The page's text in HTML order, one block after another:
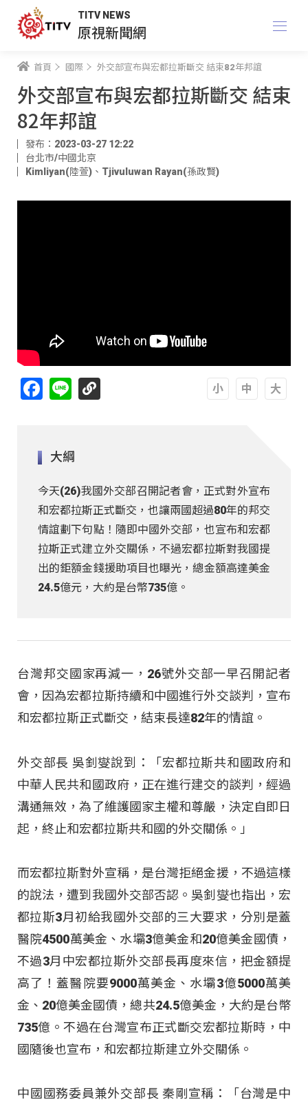
TITV NEWS
原視新聞網
首頁 國際 外交部宣布與宏都拉斯斷交 結束82年邦誼
外交部宣布與宏都拉斯斷交 結束
82年邦誼
發布：2023-03-27 12:22
台北市/中國北京
Kimliyan(陸萱) 、 Tjivuluwan Rayan(孫政賢)
Facebook
Line
大綱
今天(26)我國外交部召開記者會，正式對外宣布
和宏都拉斯正式斷交，也讓兩國超過80年的邦交
情誼劃下句點！隨即中國外交部，也宣布和宏都
拉斯正式建立外交關係，不過宏都拉斯對我國提
出的鉅額金錢援助項目也曝光，總金額高達美金
24.5億元，大約是台幣735億。
台灣邦交國家再減一，26號外交部一早召開記者
會，因為宏都拉斯持續和中國進行外交談判，宣布
和宏都拉斯正式斷交，結束長達82年的情誼。
外交部長 吳釗燮說到：「宏都拉斯共和國政府和
中華人民共和國政府，正在進行建交的談判，經過
溝通無效，為了維護國家主權和尊嚴，決定自即日
起，終止和宏都拉斯共和國的外交關係。」
而宏都拉斯對外宣稱，是台灣拒絕金援，不過這樣
的說法，遭到我國外交部否認。吳釗燮也指出，宏
都拉斯3月初給我國外交部的三大要求，分別是蓋
醫院4500萬美金、水壩3億美金和20億美金國債，
不過3月中宏都拉斯外交部長再度來信，把金額提
高了！蓋醫院要9000萬美金、水壩3億5000萬美
金、20億美金國債，總共24.5億美金，大約是台幣
735億。不過在台灣宣布正式斷交宏都拉斯時，中
國隨後也宣布，和宏都拉斯建立外交關係。
中國國務委員兼外交部長 秦剛宣稱：「台灣是中